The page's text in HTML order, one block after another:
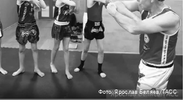
Фото: Ярослав Беляев/ТАСС